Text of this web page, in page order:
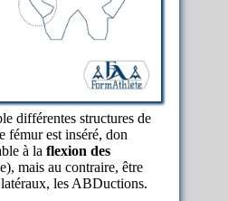
différentes structures de
fémur est inséré, don
à la flexion des
mais au contraire, être
les ABDuctions.